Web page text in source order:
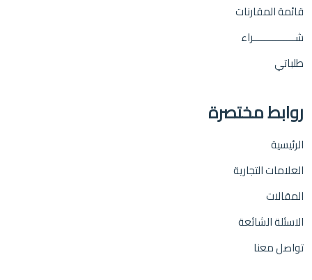
قائمة المقارنات
شـــــــــــــــراء
طلباتي
روابط مختصرة
الرئيسية
العلامات التجارية
المقالات
الاسئلة الشائعة
تواصل معنا